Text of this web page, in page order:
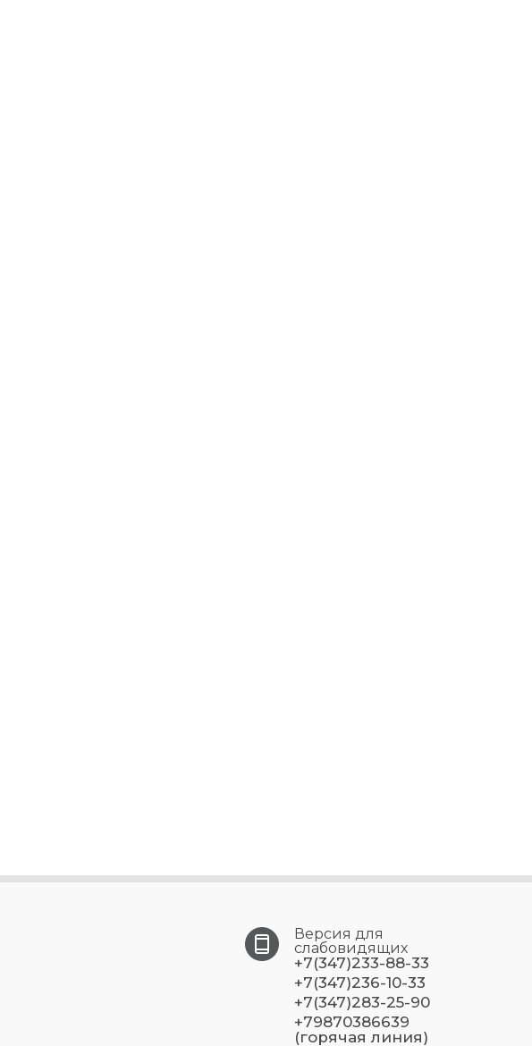
Версия для
слабовидящих
+7(347)233-88-33
+7(347)236-10-33
+7(347)283-25-90
+79870386639
(горячая линия)